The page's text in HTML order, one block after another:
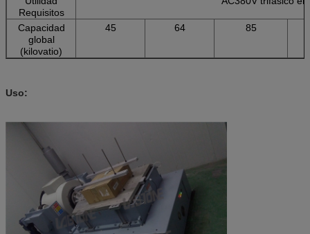
Requisitos
Capacidad
global
(kilovatio)
45 64 85
Uso: